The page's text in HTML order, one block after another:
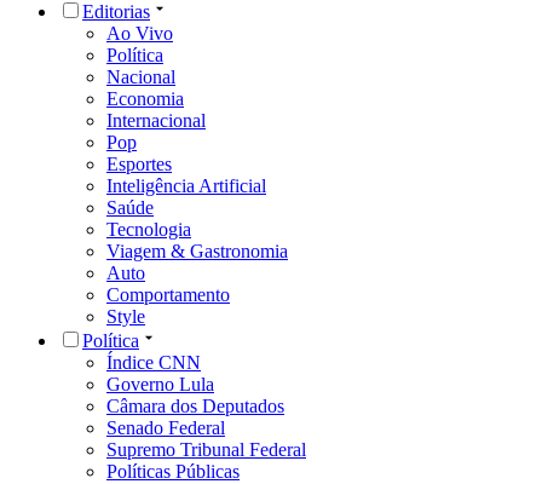
Editorias
Ao Vivo
Política
Nacional
Economia
Internacional
Pop
Esportes
Inteligência Artificial
Saúde
Tecnologia
Viagem & Gastronomia
Auto
Comportamento
Style
Política
Índice CNN
Governo Lula
Câmara dos Deputados
Senado Federal
Supremo Tribunal Federal
Políticas Públicas